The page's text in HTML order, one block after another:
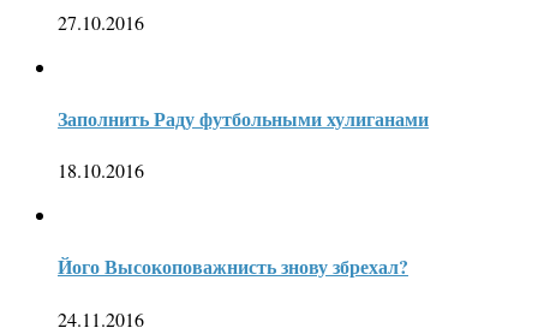
27.10.2016
Заполнить Раду футбольными хулиганами
18.10.2016
Його Высокоповажнисть знову збрехал?
24.11.2016